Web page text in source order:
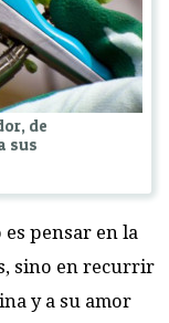
de
sus
pensar en la
sino en recurrir
y a su amor